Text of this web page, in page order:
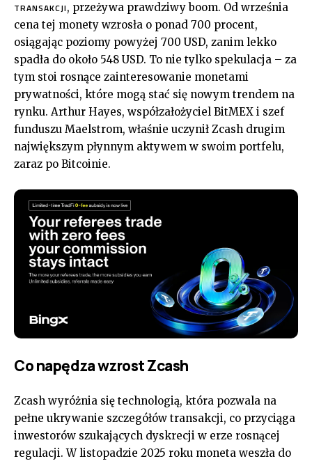
TRANSAKCJI, przeżywa prawdziwy boom. Od września
cena tej monety wzrosła o ponad 700 procent,
osiągając poziomy powyżej 700 USD, zanim lekko
spadła do około 548 USD. To nie tylko spekulacja – za
tym stoi rosnące zainteresowanie monetami
prywatności, które mogą stać się nowym trendem na
rynku. Arthur Hayes, współzałożyciel BitMEX i szef
funduszu Maelstrom, właśnie uczynił Zcash drugim
największym płynnym aktywem w swoim portfelu,
zaraz po Bitcoinie.
Co napędza wzrost Zcash
Zcash wyróżnia się technologią, która pozwala na
pełne ukrywanie szczegółów transakcji, co przyciąga
inwestorów szukających dyskrecji w erze rosnącej
regulacji. W listopadzie 2025 roku moneta weszła do